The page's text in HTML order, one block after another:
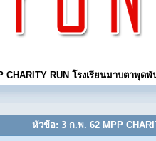
CHARITY RUN โรงเรียนมาบตาพุด
หัวข้อ: 3 ก.พ. 62 MPP